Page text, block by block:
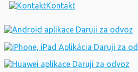
Kontakt